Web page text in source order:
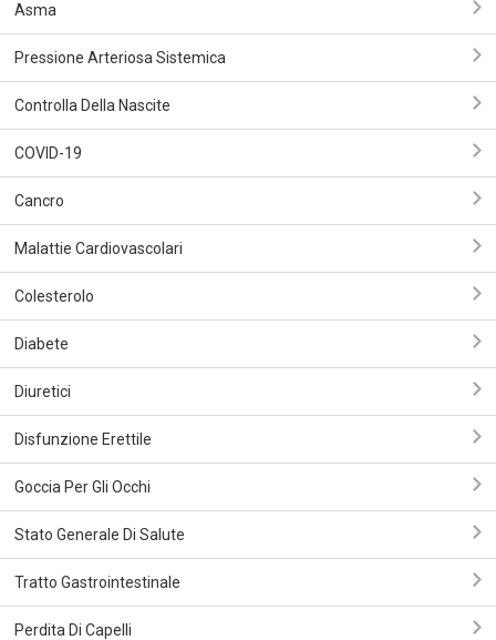
Asma
Pressione Arteriosa Sistemica
Controlla Della Nascite
COVID-19
Сancro
Malattie Cardiovascolari
Colesterolo
Diabete
Diuretici
Disfunzione Erettile
Goccia Per Gli Occhi
Stato Generale Di Salute
Tratto Gastrointestinale
Perdita Di Capelli